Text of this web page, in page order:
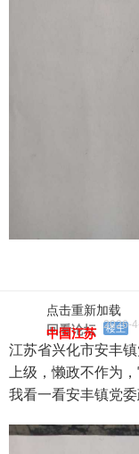
点击重新加载
回看论坛 楼主
2026-
中国江苏
江苏省兴化市安丰
上级，懒政不作为
我看一看安丰镇党委